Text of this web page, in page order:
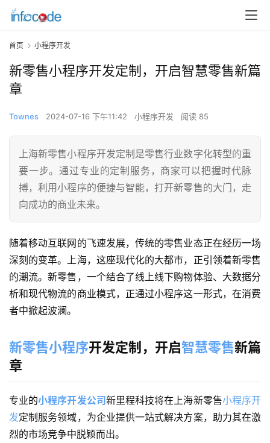
首页 小程序开发
新零售小程序开发定制，开启智慧零售新篇
章
Townes 2024-07-16 下午11:42 小程序开发 阅读 85
上海新零售小程序开发定制是零售行业数字化转型的重
要一步。通过专业的定制服务，商家可以把握时代脉
搏，利用小程序的便捷与智能，打开新零售的大门，走
向成功的商业未来。
随着移动互联网的飞速发展，传统的零售业态正在经历一场
深刻的变革。上海，这座现代化的大都市，正引领着新零售
的潮流。新零售，一个结合了线上线下购物体验、大数据分
析和现代物流的商业模式，正通过小程序这一形式，在消费
者中掀起波澜。
新零售小程序开发定制，开启智慧零售新篇
章
专业的小程序开发公司新里程科技将在上海新零售小程序开
发定制服务领域，为企业提供一站式解决方案，助力其在激
烈的市场竞争中脱颖而出。